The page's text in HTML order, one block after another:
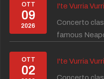
OTT
09
2026
I'te Vurria
Concerto
famous
OTT
02
I'te Vurria
Concerto